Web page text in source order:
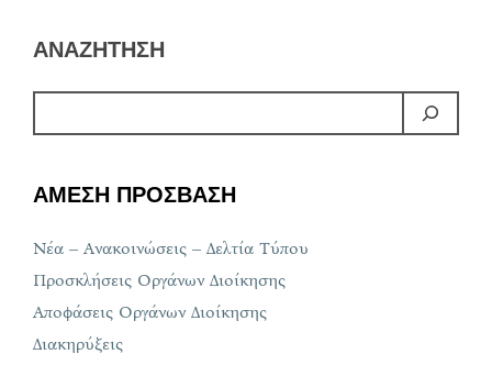
ΑΝΑΖΗΤΗΣΗ
ΑΜΕΣΗ ΠΡΟΣΒΑΣΗ
Νέα – Ανακοινώσεις – Δελτία Τύπου
Προσκλήσεις Οργάνων Διοίκησης
Αποφάσεις Οργάνων Διοίκησης
Διακηρύξεις